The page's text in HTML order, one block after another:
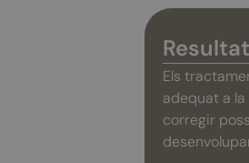
Els
adequat a
corregir